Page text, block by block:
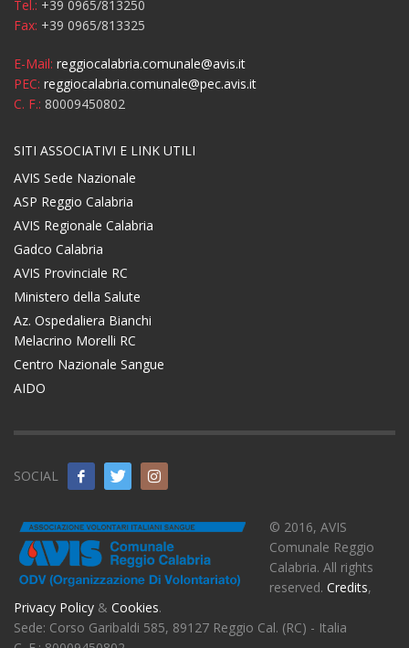
Tel.: +39 0965/813250
Fax: +39 0965/813325
E-Mail: reggiocalabria.comunale@avis.it
PEC: reggiocalabria.comunale@pec.avis.it
C. F.: 80009450802
SITI ASSOCIATIVI E LINK UTILI
AVIS Sede Nazionale
ASP Reggio Calabria
AVIS Regionale Calabria
Gadco Calabria
AVIS Provinciale RC
Ministero della Salute
Az. Ospedaliera Bianchi
Melacrino Morelli RC
Centro Nazionale Sangue
AIDO
SOCIAL
© 2016, AVIS
Comunale Reggio
Calabria. All rights
reserved. Credits,
Privacy Policy & Cookies.
Sede: Corso Garibaldi 585, 89127 Reggio Cal. (RC) - Italia